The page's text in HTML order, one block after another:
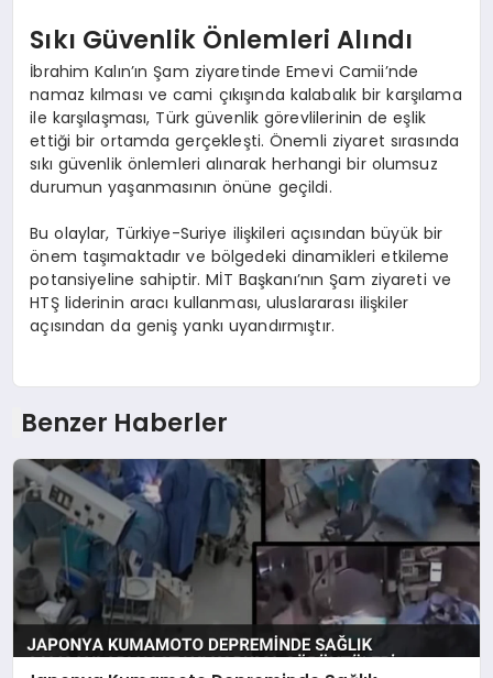
Sıkı Güvenlik Önlemleri Alındı
İbrahim Kalın’ın Şam ziyaretinde Emevi Camii’nde
namaz kılması ve cami çıkışında kalabalık bir karşılama
ile karşılaşması, Türk güvenlik görevlilerinin de eşlik
ettiği bir ortamda gerçekleşti. Önemli ziyaret sırasında
sıkı güvenlik önlemleri alınarak herhangi bir olumsuz
durumun yaşanmasının önüne geçildi.
Bu olaylar, Türkiye-Suriye ilişkileri açısından büyük bir
önem taşımaktadır ve bölgedeki dinamikleri etkileme
potansiyeline sahiptir. MİT Başkanı’nın Şam ziyareti ve
HTŞ liderinin aracı kullanması, uluslararası ilişkiler
açısından da geniş yankı uyandırmıştır.
Benzer Haberler